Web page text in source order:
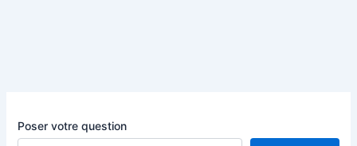
Poser votre question